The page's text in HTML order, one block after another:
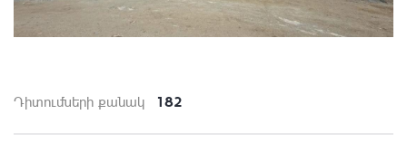
Դիտումների քանակ 182